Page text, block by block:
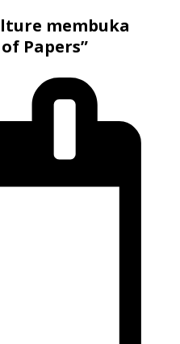
membuka
Papers”